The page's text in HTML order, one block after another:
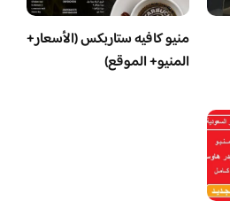
منيو كافيه ستاربكس (الأسعار+
المنيو+ الموقع)